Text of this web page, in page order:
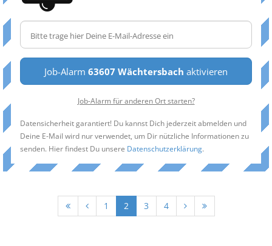
Job-Alarm 63607 Wächtersbach aktivieren
Job-Alarm für anderen Ort starten?
Datensicherheit garantiert! Du kannst Dich jederzeit abmelden und
Deine E-Mail wird nur verwendet, um Dir nützliche Informationen zu
senden. Hier findest Du unsere Datenschutzerklärung.
1 2 3 4